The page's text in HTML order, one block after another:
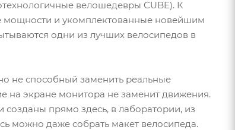
велошедевры CUBE). К
мощности и укомплектованные новейшим
одни из лучших велосипедов в
не способный заменить реальные
на экране монитора не заменит движения.
созданы прямо здесь, в лаборатории, из
можно даже собрать макет велосипеда.